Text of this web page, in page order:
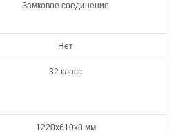
Замковое соединение
Нет
32 класс
1220х610х8 мм